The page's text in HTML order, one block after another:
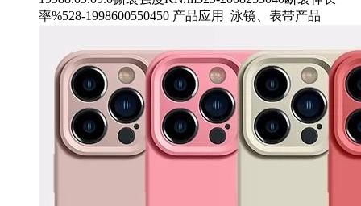
率%528-1998600550450 产品应用 泳镜、表带产品